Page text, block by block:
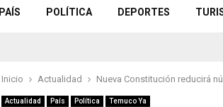
PAÍS POLÍTICA DEPORTES
Inicio Actualidad Nueva Constitución reducirá
Actualidad País Política Temuco Ya